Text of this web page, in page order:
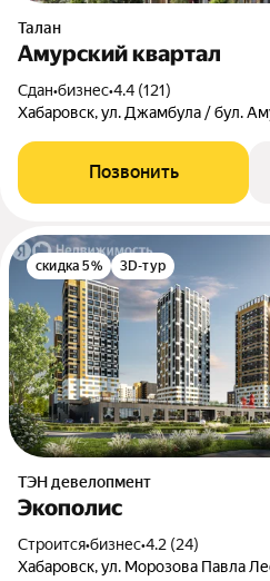
Талан
Амурский квартал
Сдан•бизнес•4.4 (121)
Хабаровск, ул. Джамбула / бул.
Позвонить
скидка 5% 3D-тур
ТЭН девелопмент
Экополис
Строится•бизнес•4.2 (24)
Хабаровск, ул. Морозова Павла